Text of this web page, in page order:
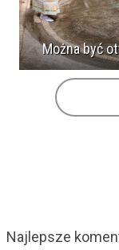
Można być
Najlepsze